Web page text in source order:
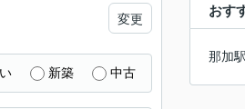
おす
那加駅
変更
新築 中古